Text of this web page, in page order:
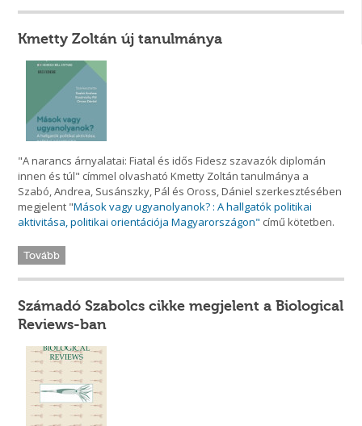
Kmetty Zoltán új tanulmánya
"A narancs árnyalatai: Fiatal és idős Fidesz szavazók diplomán
innen és túl" címmel olvasható Kmetty Zoltán tanulmánya a
Szabó, Andrea, Susánszky, Pál és Oross, Dániel szerkesztésében
megjelent "Mások vagy ugyanolyanok? : A hallgatók politikai
aktivitása, politikai orientációja Magyarországon" című kötetben.
Tovább
Számadó Szabolcs cikke megjelent a Biological
Reviews-ban